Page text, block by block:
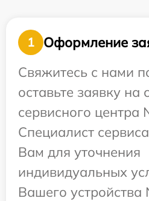
1
Оформление
Свяжитесь с нами
оставьте заявку на
сервисного центра
Специалист
Вам для уточнения
индивидуальных
Вашего устройства